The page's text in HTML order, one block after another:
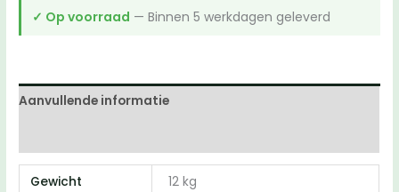
mm
zijde
aantal
✓ Op voorraad — Binnen 5 werkdagen geleverd
Aanvullende informatie
Gewicht 12 kg